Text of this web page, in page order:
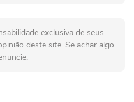
exclusiva de seus
deste site. Se achar algo